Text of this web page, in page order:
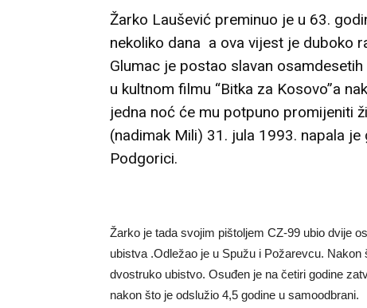
Žarko Laušević preminuo je u 63.
nekoliko dana a ova vijest je duboko
Glumac je postao slavan
u kultnom filmu “Bitka za Kosovo”a
jedna noć će mu potpuno promijeniti
(nadimak Mili) 31. jula 1993. napala je
Podgorici.
Žarko je tada svojim pištoljem CZ-99 ubio dvije
ubistva .Odležao je u Spužu i Požarevcu.
dvostruko ubistvo. Osuđen je na četiri godine
nakon što je odslužio 4,5 godine u samoodbrani.